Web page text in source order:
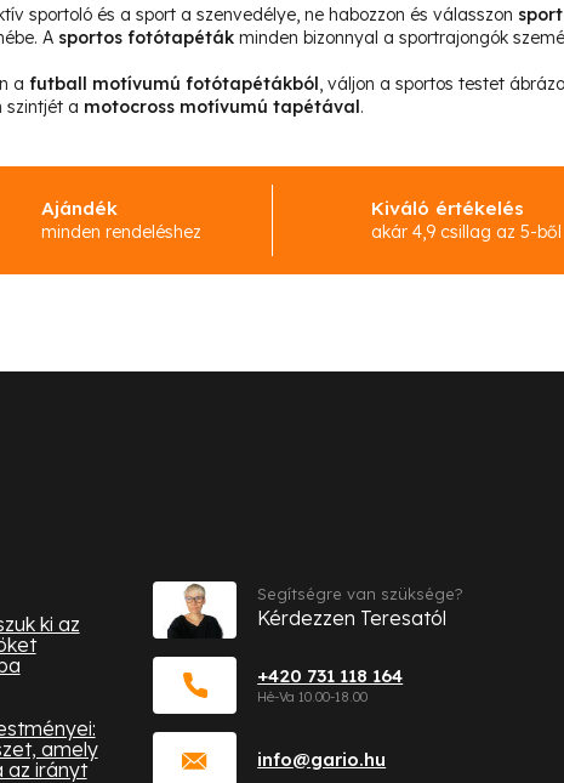
sportoló és a sport a szenvedélye, ne habozzon és válasszon
A sportos fotótapéták minden bizonnyal a sportrajongók
a futball motívumú fotótapétákból , váljon a sportos testet
szintjét a motocross motívumú tapétával.
Ajándék
minden rendeléshez
Kiváló értékelés
akár 4,9 csillag az 5-ből
ki az
amely
az irányt
info@gario.hu
+420 731 118 164
Segítségre van szüksége?
Kérdezzen Teresatól